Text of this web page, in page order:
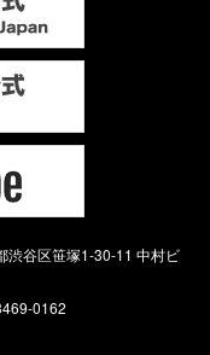
谷区笹塚1-30-11 中村ビ
0162